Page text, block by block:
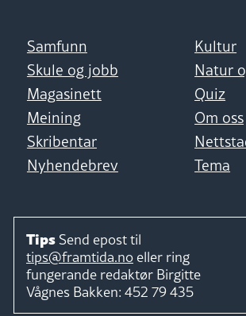
Samfunn
Kultur
Skule og jobb
Natur
Magasinett
Quiz
Meining
Om oss
Skribentar
Nyhendebrev
Tema
Tips Send epost til
tips@framtida.no eller ring
fungerande redaktør Birgitte
Vågnes Bakken: 452 79 435